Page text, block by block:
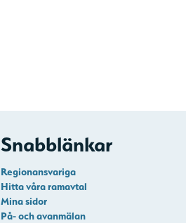
Snabblänkar
Regionansvariga
Hitta våra ramavtal
Mina sidor
På- och avanmälan